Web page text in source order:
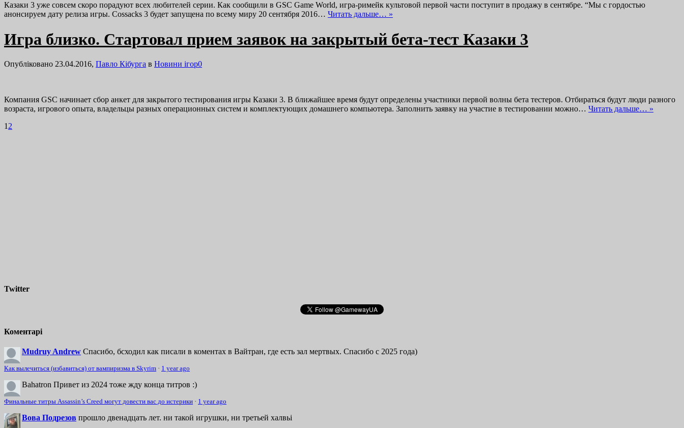
Казаки 3 уже совсем скоро порадуют всех любителей серии. Как сообщили в GSC Game World, игра-римейк культовой первой части поступит в продажу в сентябре. “Мы с гордостью
анонсируем дату релиза игры. Cossacks 3 будет запущена по всему миру 20 сентября 2016… Читать дальше… »
Игра близко. Стартовал прием заявок на закрытый бета-тест Казаки 3
Опубліковано 23.04.2016, Павло Кібурга в Новини ігор0
Компания GSC начинает сбор анкет для закрытого тестирования игры Казаки 3. В ближайшее время будут определены участники первой волны бета тестеров. Отбираться будут люди разного
возраста, игрового опыта, владельцы разных операционных систем и комплектующих домашнего компьютера. Заполнить заявку на участие в тестировании можно… Читать дальше… »
1 2
Twitter
Коментарі
Mudruy Andrew Спасибо, бсходил как писали в коментах в Вайтран, где есть зал мертвых. Спасибо с 2025 года)
Как вылечиться (избавиться) от вампиризма в Skyrim · 1 year ago
Bahatron Привет из 2024 тоже жду конца титров :)
Финальные титры Assassin’s Creed могут довести вас до истерики · 1 year ago
Вова Подрезов прошло двенадцать лет. ни такой игрушки, ни третьей халвьі